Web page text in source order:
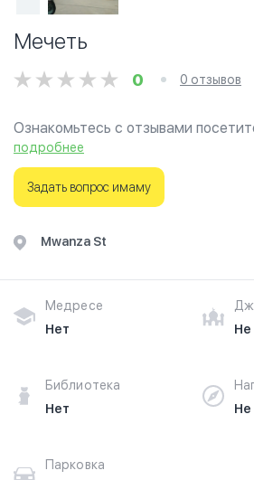
Мечеть
0 0 отзывов
Ознакомьтесь с отзывами
г.Дар-Эс-Салам на фотографиях и
работы. Ваше духовное
здесь.
подробнее
Задать вопрос имаму
Mwanza St
Медресе
Нет
Не
Библиотека
Нет
Не
Парковка